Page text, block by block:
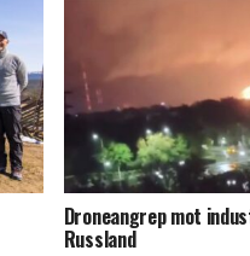
Droneangrep mot
Russland